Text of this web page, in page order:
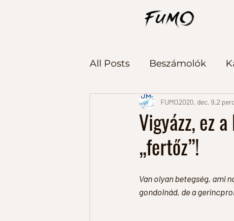
All Posts Beszámolók
Alsótest edzés Akciók
Táplálkozás Heti
Vigyázz, ez
„fertőz”!
FUMO2020. dec. 9. 2
Van olyan betegség, ami
gondolnád, de a